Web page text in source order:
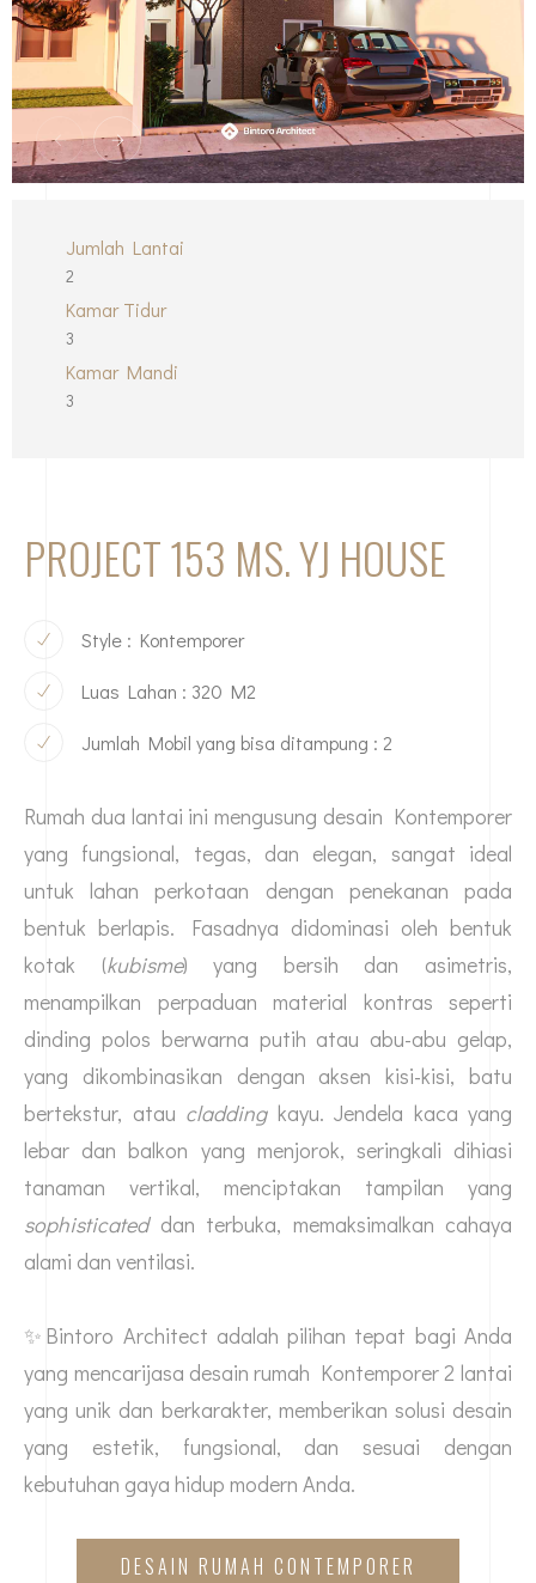
Jumlah Lantai
2
Kamar Tidur
3
Kamar Mandi
3
PROJECT 153 MS. YJ HOUSE
Style : Kontemporer
Luas Lahan : 320 M2
Jumlah Mobil yang bisa ditampung : 2
Rumah dua lantai ini mengusung desain Kontemporer
yang fungsional, tegas, dan elegan, sangat ideal
untuk lahan perkotaan dengan penekanan pada
bentuk berlapis. Fasadnya didominasi oleh bentuk
kotak (kubisme) yang bersih dan asimetris,
menampilkan perpaduan material kontras seperti
dinding polos berwarna putih atau abu-abu gelap,
yang dikombinasikan dengan aksen kisi-kisi, batu
bertekstur, atau claddingkayu. Jendela kaca yang
lebar dan balkon yang menjorok, seringkali dihiasi
tanaman vertikal, menciptakan tampilan yang
sophisticateddan terbuka, memaksimalkan cahaya
alami dan ventilasi.
✨Bintoro Architect adalah pilihan tepat bagi Anda
yang mencarijasa desain rumah Kontemporer 2 lantai
yang unik dan berkarakter, memberikan solusi desain
yang estetik, fungsional, dan sesuai dengan
kebutuhan gaya hidup modern Anda.
DESAIN RUMAH CONTEMPORER